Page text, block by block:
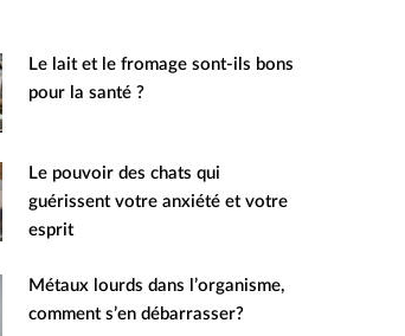
Le lait et le fromage sont-ils bons
pour la santé ?
Le pouvoir des chats qui
guérissent votre anxiété et votre
esprit
Métaux lourds dans l’organisme,
comment s’en débarrasser?